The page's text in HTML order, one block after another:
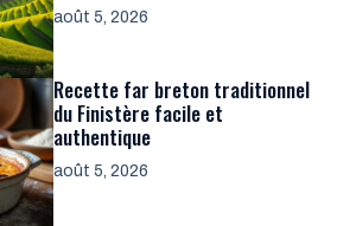
août 5, 2026
Recette far breton traditionnel
du Finistère facile et
authentique
août 5, 2026